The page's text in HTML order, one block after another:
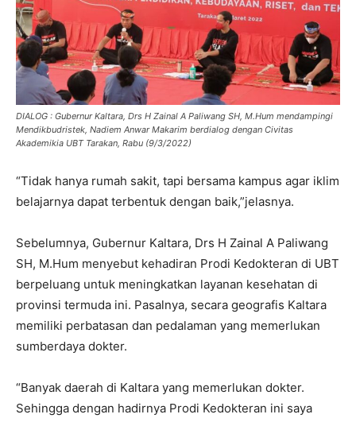
DIALOG : Gubernur Kaltara, Drs H Zainal A Paliwang SH, M.Hum mendampingi
Mendikbudristek, Nadiem Anwar Makarim berdialog dengan Civitas
Akademikia UBT Tarakan, Rabu (9/3/2022)
“Tidak hanya rumah sakit, tapi bersama kampus agar iklim
belajarnya dapat terbentuk dengan baik,”jelasnya.
Sebelumnya, Gubernur Kaltara, Drs H Zainal A Paliwang
SH, M.Hum menyebut kehadiran Prodi Kedokteran di UBT
berpeluang untuk meningkatkan layanan kesehatan di
provinsi termuda ini. Pasalnya, secara geografis Kaltara
memiliki perbatasan dan pedalaman yang memerlukan
sumberdaya dokter.
“Banyak daerah di Kaltara yang memerlukan dokter.
Sehingga dengan hadirnya Prodi Kedokteran ini saya